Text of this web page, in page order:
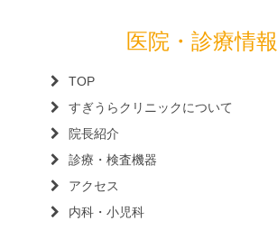
医院・診療情報
TOP
すぎうらクリニックについて
院長紹介
診療・検査機器
アクセス
内科・小児科